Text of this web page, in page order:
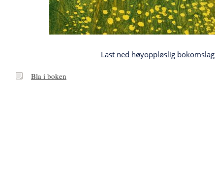
Last ned høyoppløslig bokomslag
BlaBla i boken